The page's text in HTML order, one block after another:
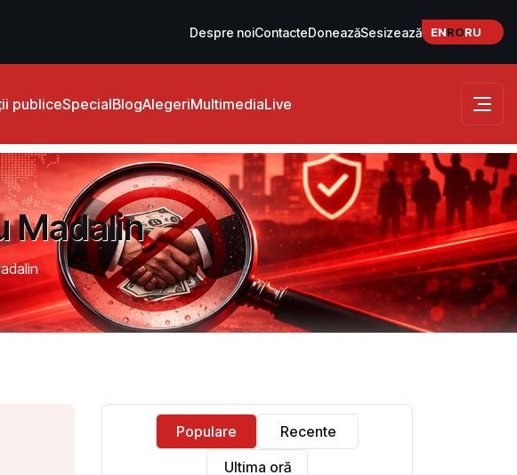
Despre noiContacteDoneazăSesizează ENRORU
publiceSpecialBlogAlegeriMultimediaLive
Madalin
Populare
Recente
Ultima oră